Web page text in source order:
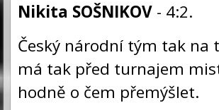
Nikita SOŠNIKOV - 4:2.
Český národní tým tak
má tak před turnajem
hodně o čem přemýšlet.